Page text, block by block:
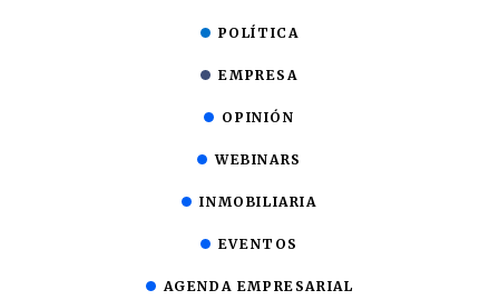
POLÍTICA
EMPRESA
OPINIÓN
WEBINARS
INMOBILIARIA
EVENTOS
AGENDA EMPRESARIAL